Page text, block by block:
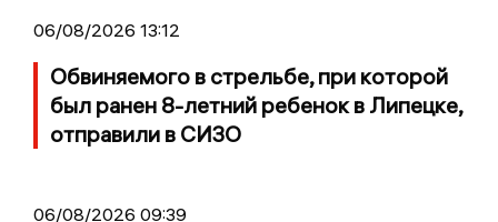
06/08/2026 13:12
Обвиняемого в стрельбе, при которой
был ранен 8-летний ребенок в Липецке,
отправили в СИЗО
06/08/2026 09:39